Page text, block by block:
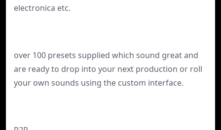
electronica etc.
over 100 presets supplied which sound great and
are ready to drop into your next production or roll
your own sounds using the custom interface.